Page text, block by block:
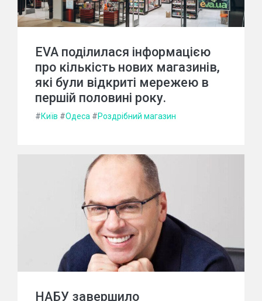
EVA поділилася інформацією
про кількість нових магазинів,
які були відкриті мережею в
першій половині року.
#Київ #Одеса #Роздрібний магазин
НАБУ завершило